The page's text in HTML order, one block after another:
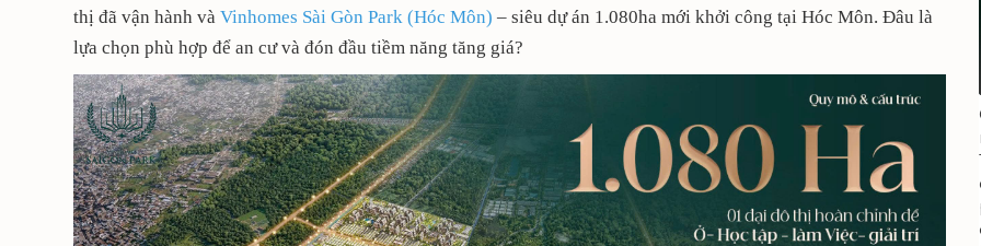
thị đã vận hành và Vinhomes Sài Gòn Park (Hóc Môn) – siêu dự án 1.080ha mới khởi công tại Hóc Môn. Đâu là
lựa chọn phù hợp để an cư và đón đầu tiềm năng tăng giá?